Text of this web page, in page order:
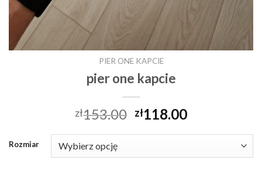
PIER ONE KAPCIE
pier one kapcie
zł153.00 zł118.00
Rozmiar